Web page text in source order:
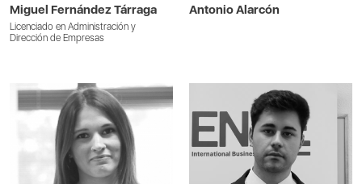
Miguel Fernández Tárraga
Licenciado en Administración y
Dirección de Empresas
Antonio Alarcón